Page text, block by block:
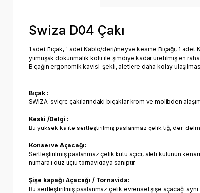
Swiza D04 Çakı
1 adet Bıçak, 1 adet Kablo/deri/meyve kesme Bıçağı, 1 adet
yumuşak dokunmatik kolu ile şimdiye kadar üretilmiş en rahat
Bıçağın ergonomik kavisli şekli, aletlere daha kolay
Bıçak :
SWIZA İsviçre çakılarındaki bıçaklar krom ve molibden
Keski /Delgi :
Bu yüksek kalite sertleştirilmiş paslanmaz çelik tığ, deri
Konserve Açacağı:
Sertleştirilmiş paslanmaz çelik kutu açıcı, aleti kutunun
numaralı düz uçlu tornavidaya sahiptir.
Şişe kapağı Açacağı / Tornavida:
Bu sertleştirilmiş paslanmaz çelik evrensel şişe açacağı